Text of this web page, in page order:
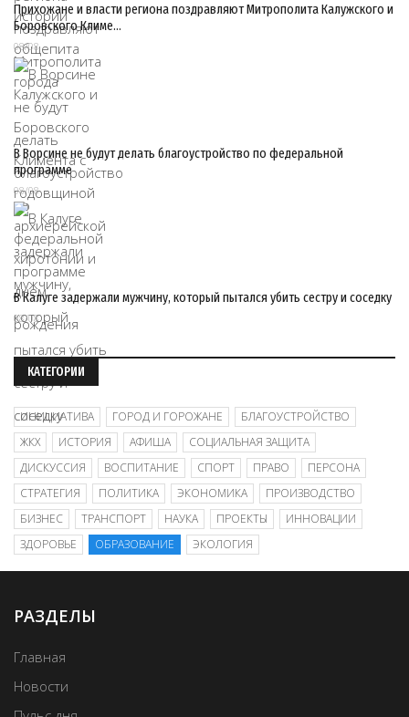
Прихожане и власти региона поздравляют Митрополита Калужского и
Боровского Климе…
08/08
В Ворсине не будут делать благоустройство по федеральной
программе
08/08
В Калуге задержали мужчину, который пытался убить сестру и соседку
08/08
КАТЕГОРИИ
ИНИЦИАТИВА ГОРОД И ГОРОЖАНЕ
БЛАГОУСТРОЙСТВО
ЖКХ
ИСТОРИЯ АФИША
СОЦИАЛЬНАЯ ЗАЩИТА
ДИСКУССИЯ
ВОСПИТАНИЕ СПОРТ ПРАВО
ПЕРСОНА
СТРАТЕГИЯ
ПОЛИТИКА ЭКОНОМИКА
ПРОИЗВОДСТВО
БИЗНЕС
ТРАНСПОРТ НАУКА ПРОЕКТЫ
ИННОВАЦИИ
ЗДОРОВЬЕ
ОБРАЗОВАНИЕ ЭКОЛОГИЯ
РАЗДЕЛЫ
Главная
Новости